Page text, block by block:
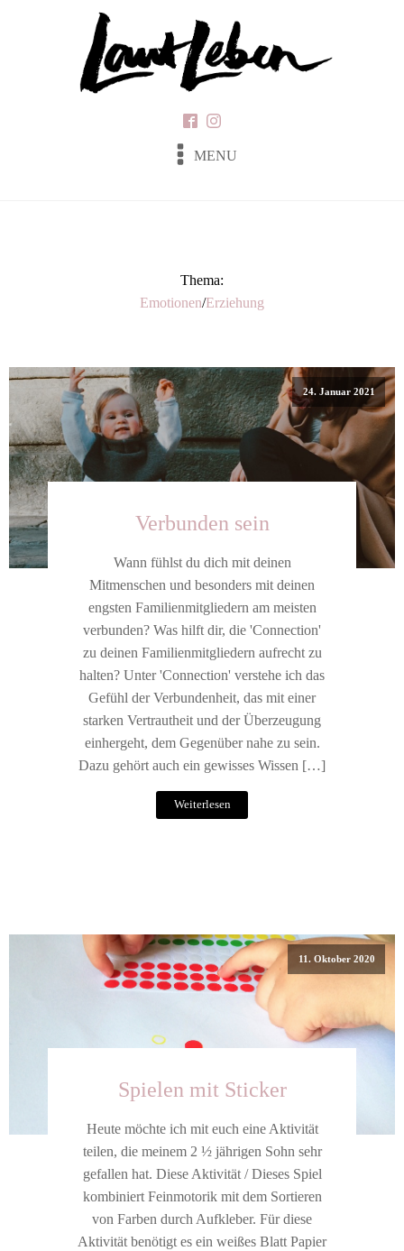
MENU
Thema:
Emotionen/Erziehung
24. Januar 2021
Verbunden sein
Wann fühlst du dich mit deinen
Mitmenschen und besonders mit deinen
engsten Familienmitgliedern am meisten
verbunden? Was hilft dir, die 'Connection'
zu deinen Familienmitgliedern aufrecht zu
halten? Unter 'Connection' verstehe ich das
Gefühl der Verbundenheit, das mit einer
starken Vertrautheit und der Überzeugung
einhergeht, dem Gegenüber nahe zu sein.
Dazu gehört auch ein gewisses Wissen […]
Weiterlesen
11. Oktober 2020
Spielen mit Sticker
Heute möchte ich mit euch eine Aktivität
teilen, die meinem 2 ½ jährigen Sohn sehr
gefallen hat. Diese Aktivität / Dieses Spiel
kombiniert Feinmotorik mit dem Sortieren
von Farben durch Aufkleber. Für diese
Aktivität benötigt es ein weißes Blatt Papier